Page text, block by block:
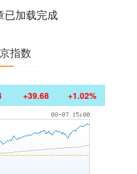
已加载完成
指数
+39.68 +1.02%